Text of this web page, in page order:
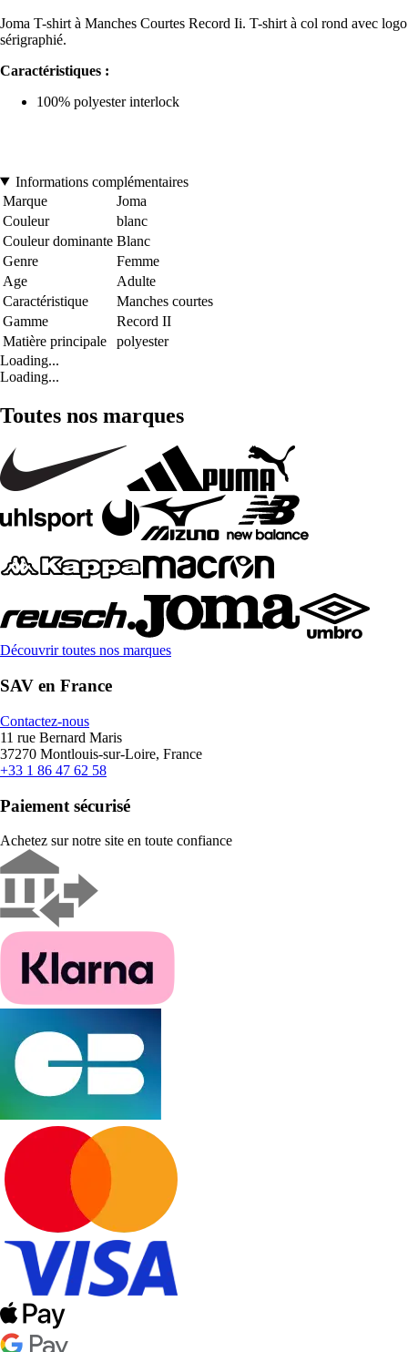
Joma T-shirt à Manches Courtes Record Ii. T-shirt à col rond avec logo
sérigraphié.
Caractéristiques :
100% polyester interlock
Informations complémentaires
Marque
Joma
Couleur
blanc
Couleur dominante Blanc
Genre
Femme
Age
Adulte
Caractéristique
Manches courtes
Gamme
Record II
Matière principale
polyester
Loading...
Loading...
Toutes nos marques
Découvrir toutes nos marques
SAV en France
Contactez-nous
11 rue Bernard Maris
37270 Montlouis-sur-Loire, France
+33 1 86 47 62 58
Paiement sécurisé
Achetez sur notre site en toute confiance